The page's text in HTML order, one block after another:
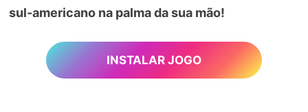
sul-americano na palma da sua mão!
INSTALAR JOGO